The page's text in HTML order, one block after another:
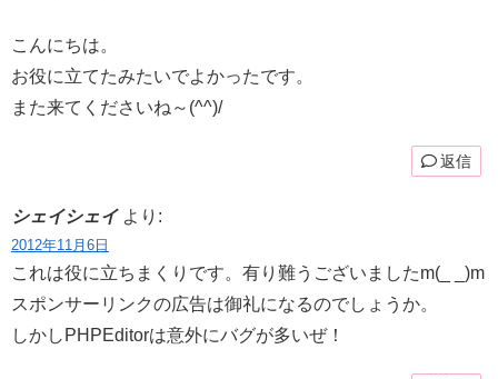
こんにちは。
お役に立てたみたいでよかったです。
また来てくださいね～(^^)/
返信
シェイシェイ より:
2012年11月6日
これは役に立ちまくりです。有り難うございましたm(_ _)m
スポンサーリンクの広告は御礼になるのでしょうか。
しかしPHPEditorは意外にバグが多いぜ！